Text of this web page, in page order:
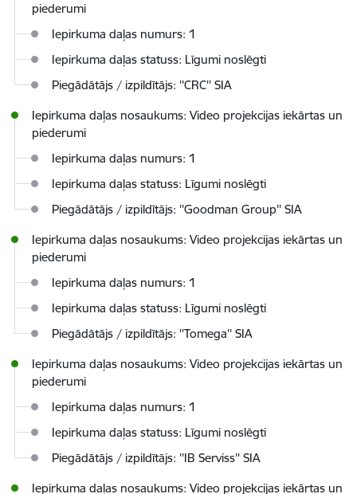
piederumi
Iepirkuma daļas numurs: 1
Iepirkuma daļas statuss: Līgumi noslēgti
Piegādātājs / izpildītājs: ''CRC'' SIA
Iepirkuma daļas nosaukums: Video projekcijas iekārtas un
piederumi
Iepirkuma daļas numurs: 1
Iepirkuma daļas statuss: Līgumi noslēgti
Piegādātājs / izpildītājs: ''Goodman Group'' SIA
Iepirkuma daļas nosaukums: Video projekcijas iekārtas un
piederumi
Iepirkuma daļas numurs: 1
Iepirkuma daļas statuss: Līgumi noslēgti
Piegādātājs / izpildītājs: ''Tomega'' SIA
Iepirkuma daļas nosaukums: Video projekcijas iekārtas un
piederumi
Iepirkuma daļas numurs: 1
Iepirkuma daļas statuss: Līgumi noslēgti
Piegādātājs / izpildītājs: ''IB Serviss'' SIA
Iepirkuma daļas nosaukums: Video projekcijas iekārtas un